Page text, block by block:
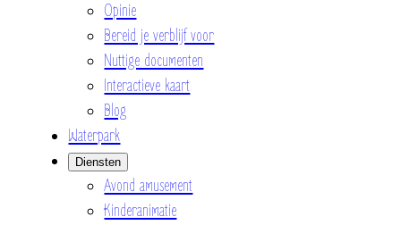
Opinie
Bereid je verblijf voor
Nuttige documenten
Interactieve kaart
Blog
Waterpark
Diensten
Avond amusement
Kinderanimatie